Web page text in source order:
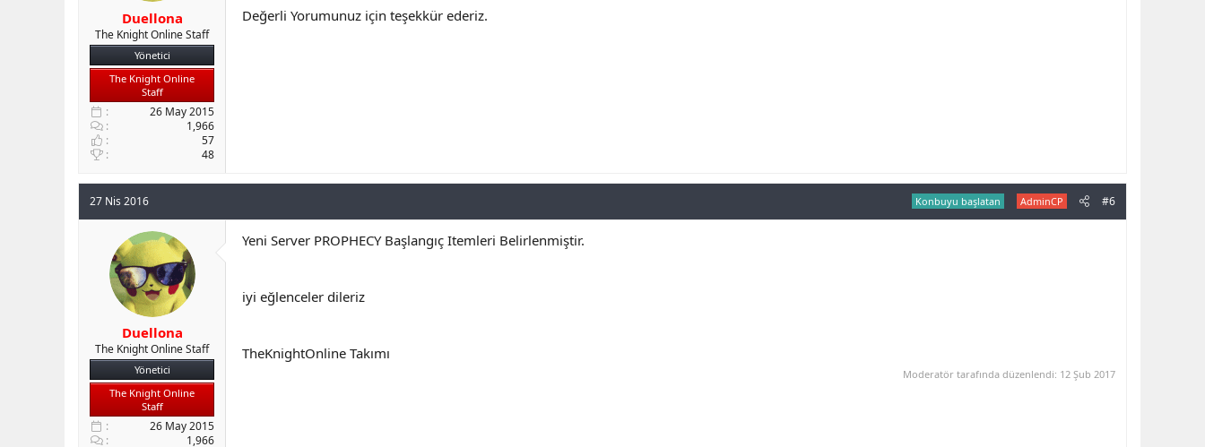
Duellona
The Knight Online Staff
Yönetici
The Knight Online
Staff
26 May 2015
1,966
57
48
Değerli Yorumunuz için teşekkür ederiz.
27 Nis 2016 Konbuyu başlatan AdminCP #6
Duellona
The Knight Online Staff
Yönetici
The Knight Online
Staff
26 May 2015
1,966
Yeni Server PROPHECY Başlangıç Itemleri Belirlenmiştir.
iyi eğlenceler dileriz
TheKnightOnline Takımı
Moderatör tarafında düzenlendi: 12 Şub 2017